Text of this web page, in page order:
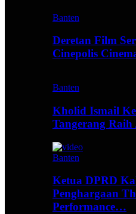
Banten
Deretan Film
Cinepolis
Banten
Kholid Ismail
Tangerang Raih
Banten
Ketua DPRD
Penghargaan
Performance…